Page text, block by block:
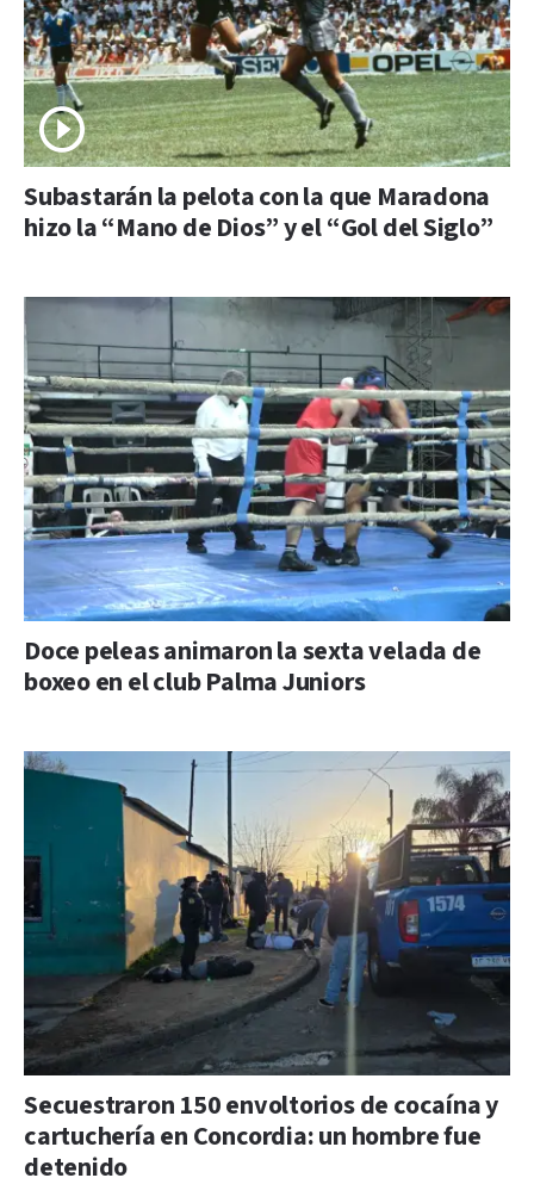
Subastarán la pelota con la que Maradona
hizo la “Mano de Dios” y el “Gol del Siglo”
Doce peleas animaron la sexta velada de
boxeo en el club Palma Juniors
Secuestraron 150 envoltorios de cocaína y
cartuchería en Concordia: un hombre fue
detenido